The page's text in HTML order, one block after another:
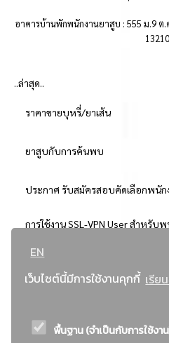
EN
เว็บไซต์นี้มีการใช้งานคุกกี้ เรีย
พื้นฐาน (จำเป็นกับการใช้งา
อาคารบ้านพักพนักงานยาสูบ : 555 ม.9 ต
13210
..ล่าสุด..
ราคาขายบุหรี่/ยาเส้น
ยาสูบกับการค้นพบ
ประกาศ รับสมัครสอบคัดเลือกพนัก
การใช้งาน SSL-VPN User สำหรับ
..ยอดนิยม..
: วิธีเฉพาะเจาะจง